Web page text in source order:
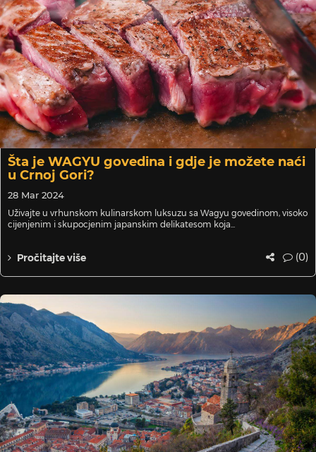
Šta je WAGYU govedina i gdje je možete naći
u Crnoj Gori?
28 Mar 2024
Uživajte u vrhunskom kulinarskom luksuzu sa Wagyu govedinom, visoko
cijenjenim i skupocjenim japanskim delikatesom koja...
Pročitajte više (0)